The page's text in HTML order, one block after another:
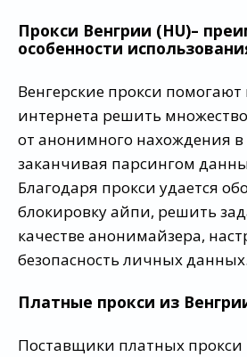
Прокси Венгрии (HU)–
особенности
Венгерские прокси помогают
интернета решить
от анонимного нахождения в
заканчивая парсингом
Благодаря прокси удается
блокировку айпи, решить
качестве анонимайзера,
безопасность личных данных.
Платные прокси из
Поставщики платных прокси